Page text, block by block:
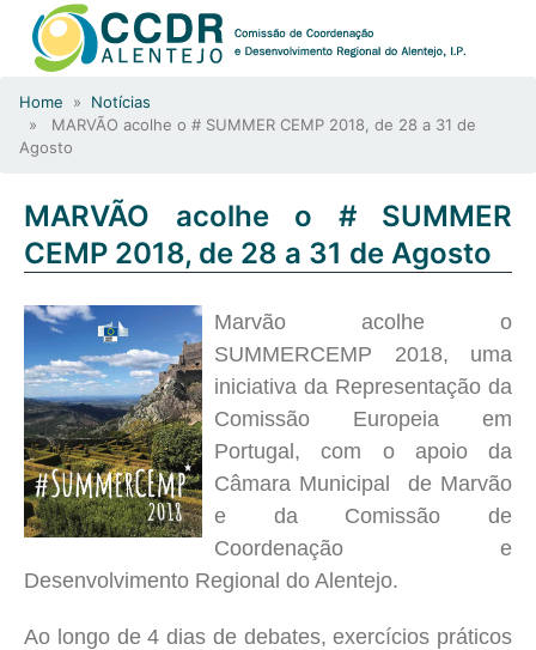
Home » Notícias
» MARVÃO acolhe o # SUMMER CEMP 2018, de 28 a 31 de
Agosto
MARVÃO acolhe o # SUMMER
CEMP 2018, de 28 a 31 de Agosto
Marvão acolhe o
SUMMERCEMP 2018, uma
iniciativa da Representação da
Comissão Europeia em
Portugal, com o apoio da
Câmara Municipal
de Marvão
e da Comissão de
Coordenação e
Desenvolvimento Regional do Alentejo.
Ao longo de 4 dias de debates, exercícios práticos